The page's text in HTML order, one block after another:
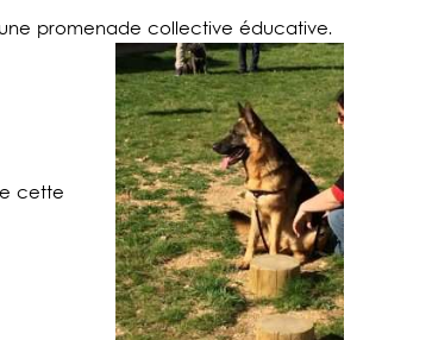
promenade collective éducative.
cette